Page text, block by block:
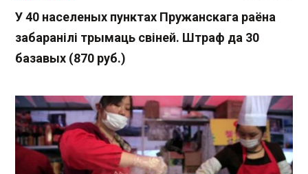
У 40 населеных пунктах Пружанскага раёна
забаранілі трымаць свіней. Штраф да 30
базавых (870 руб.)